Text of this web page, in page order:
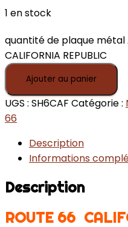
1 en stock
quantité de plaque métal
CALIFORNIA REPUBLIC
Ajouter au panier
UGS : SH6CAF Catégorie :
66
Description
Informations
Description
ROUTE 66